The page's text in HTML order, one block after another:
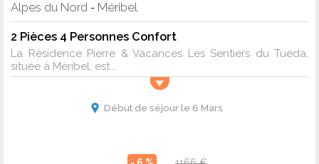
Alpes du Nord - Méribel
2 Pièces 4 Personnes Confort
La Résidence Pierre & Vacances Les Sentiers du Tueda,
située à Méribel, est...
Début de séjour le 6 Mars